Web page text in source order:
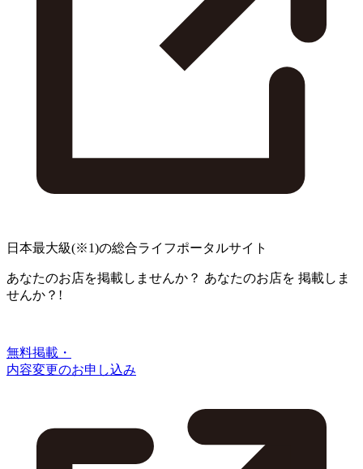
日本最大級(※1)の総合ライフポータルサイト
あなたのお店を掲載しませんか？ あなたのお店を 掲載しま
せんか？!
無料掲載・
内容変更のお申し込み